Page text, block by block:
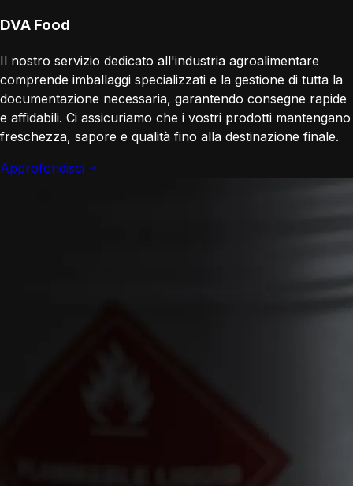
DVA Food
Il nostro servizio dedicato all'industria agroalimentare
comprende imballaggi specializzati e la gestione di tutta la
documentazione necessaria, garantendo consegne rapide
e affidabili. Ci assicuriamo che i vostri prodotti mantengano
freschezza, sapore e qualità fino alla destinazione finale.
Approfondisci